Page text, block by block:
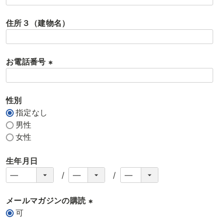
須
住所３（建物名）
お電話番号
性別
指定なし
男性
女性
生年月日
メールマガジンの購読
可